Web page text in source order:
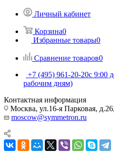
Личный кабинет
Корзина0
Избранные товары0
Сравнение товаров0
+7 (495) 961-20-20с 9:00
рабочим дням)
Контактная информация
Москва, ул.16-я Парковая,
moscow@symmetron.ru